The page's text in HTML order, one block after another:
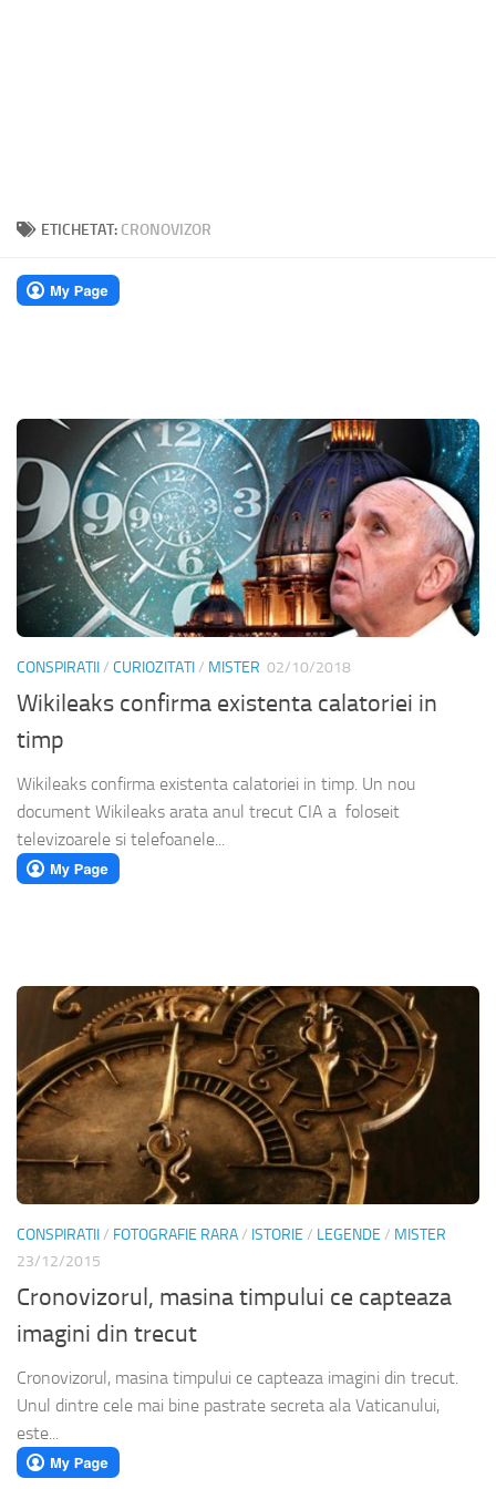
ETICHETAT: CRONOVIZOR
CONSPIRATII/ CURIOZITATI/ MISTER 02/10/2018
Wikileaks confirma existenta calatoriei in
timp
Wikileaks confirma existenta calatoriei in timp. Un nou
document Wikileaks arata anul trecut CIA a foloseit
televizoarele si telefoanele...
CONSPIRATII/ FOTOGRAFIE RARA/ ISTORIE / LEGENDE / MISTER
23/12/2015
Cronovizorul, masina timpului ce capteaza
imagini din trecut
Cronovizorul, masina timpului ce capteaza imagini din trecut.
Unul dintre cele mai bine pastrate secreta ala Vaticanului,
este...